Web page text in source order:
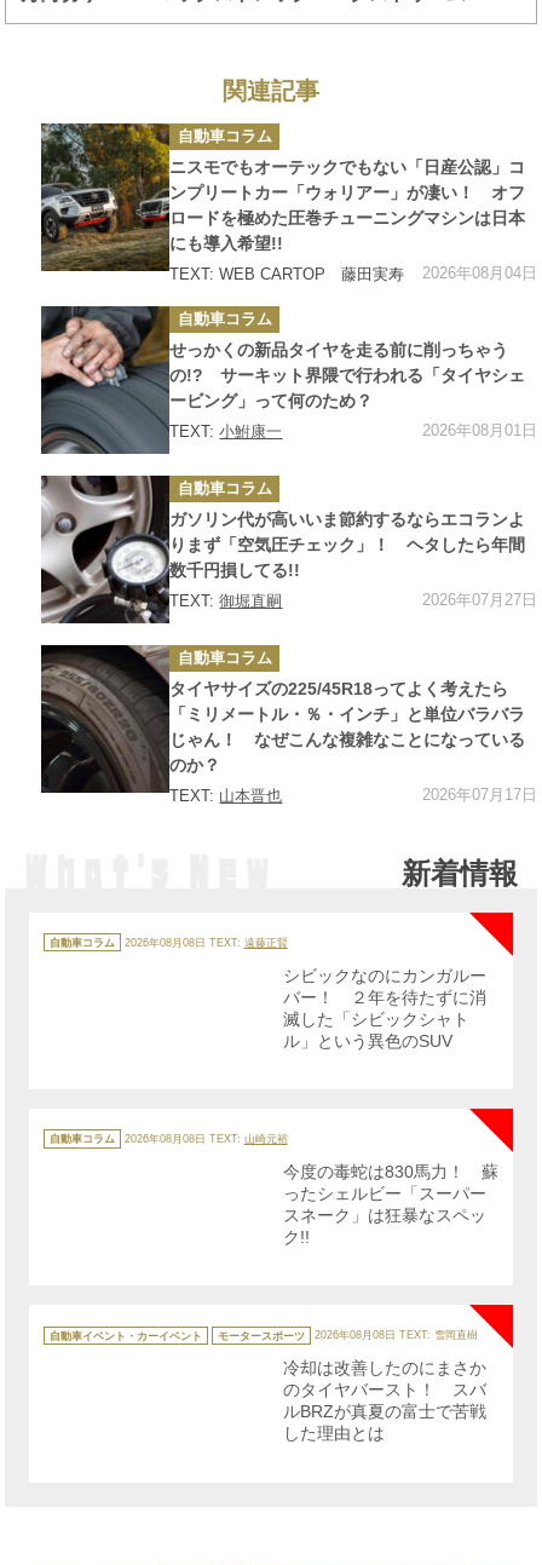
のあまりのコスパに「キツネに摘ままれたよう」
関連記事
カ
テ
ゴ
リ
ー
自動車コラム
ニスモでもオーテックでもない「日産公認」コ
ンプリートカー「ウォリアー」が凄い！ オフ
ロードを極めた圧巻チューニングマシンは日本
にも導入希望!!
TEXT: WEB CARTOP 藤田実寿 2026年08月04日
カ
テ
ゴ
リ
ー
自動車コラム
せっかくの新品タイヤを走る前に削っちゃう
の!? サーキット界隈で行われる「タイヤシェ
ービング」って何のため？
TEXT:小鮒康一 2026年08月01日
カ
テ
ゴ
リ
ー
自動車コラム
ガソリン代が高いいま節約するならエコランよ
りまず「空気圧チェック」！ ヘタしたら年間
数千円損してる!!
TEXT:御堀直嗣 2026年07月27日
カ
テ
ゴ
リ
ー
自動車コラム
タイヤサイズの225/45R18ってよく考えたら
「ミリメートル・％・インチ」と単位バラバラ
じゃん！ なぜこんな複雑なことになっている
のか？
TEXT: 山本晋也 2026年07月17日
新着情報
テ
ゴ
自動車コラム 2026年08月08日 TEXT: 遠藤正賢
NEW
シビックなのにカンガルー
バー！ ２年を待たずに消
滅した「シビックシャト
ル」という異色のSUV
カ
テ
ゴ
自動車コラム 2026年08月08日 TEXT: 山崎元裕
今度の毒蛇は830馬力！ 蘇
ったシェルビー「スーパー
スネーク」は狂暴なスペッ
ク!!
テ
ゴ
自動車イベント・カーイベント モータースポーツ 2026年08月08日 TEXT: 雪岡直樹
冷却は改善したのにまさか
のタイヤバースト！ スバ
ルBRZが真夏の富士で苦戦
した理由とは